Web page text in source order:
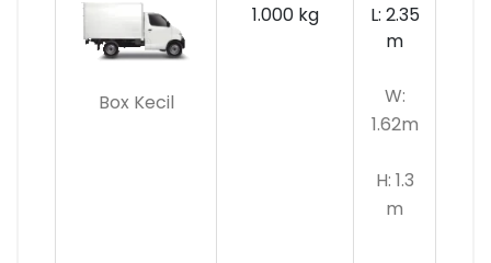
Box Kecil
1.000 kg
L: 2.35
m
W:
1.62m
H: 1.3
m